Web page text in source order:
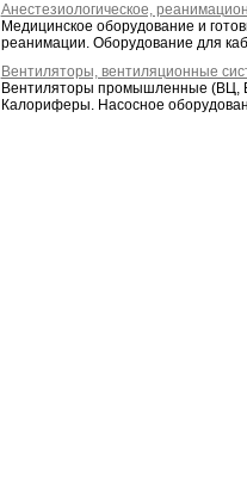
Анестезиологическое,
Медицинское оборудование и
реанимации. Оборудование для
Вентиляторы, вентиляционные
Вентиляторы промышленные (ВЦ,
Калориферы. Насосное